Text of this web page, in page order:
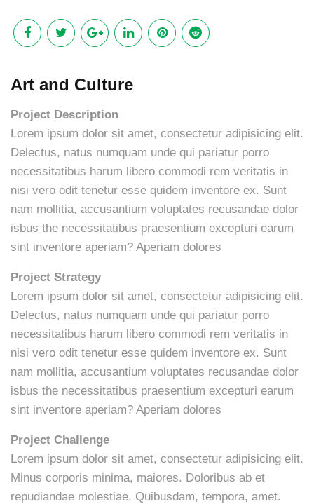
Art and Culture
Project Description
Lorem ipsum dolor sit amet, consectetur adipisicing elit.
Delectus, natus numquam unde qui pariatur porro
necessitatibus harum libero commodi rem veritatis in
nisi vero odit tenetur esse quidem inventore ex. Sunt
nam mollitia, accusantium voluptates recusandae dolor
isbus the necessitatibus praesentium excepturi earum
sint inventore aperiam? Aperiam dolores
Project Strategy
Lorem ipsum dolor sit amet, consectetur adipisicing elit.
Delectus, natus numquam unde qui pariatur porro
necessitatibus harum libero commodi rem veritatis in
nisi vero odit tenetur esse quidem inventore ex. Sunt
nam mollitia, accusantium voluptates recusandae dolor
isbus the necessitatibus praesentium excepturi earum
sint inventore aperiam? Aperiam dolores
Project Challenge
Lorem ipsum dolor sit amet, consectetur adipisicing elit.
Minus corporis minima, maiores. Doloribus ab et
repudiandae molestiae. Quibusdam, tempora, amet.